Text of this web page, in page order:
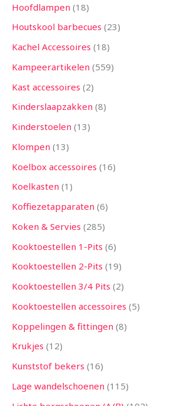
Hoofdlampen 18
Houtskool barbecues 23
Kachel Accessoires 18
Kampeerartikelen 559
Kast accessoires 2
Kinderslaapzakken 8
Kinderstoelen 13
Klompen 13
Koelbox accessoires 16
Koelkasten 1
Koffiezetapparaten 6
Koken & Servies 285
Kooktoestellen 1-Pits 6
Kooktoestellen 2-Pits 19
Kooktoestellen 3/4 Pits 2
Kooktoestellen accessoires 5
Koppelingen & fittingen 8
Krukjes 12
Kunststof bekers 16
Lage wandelschoenen 115